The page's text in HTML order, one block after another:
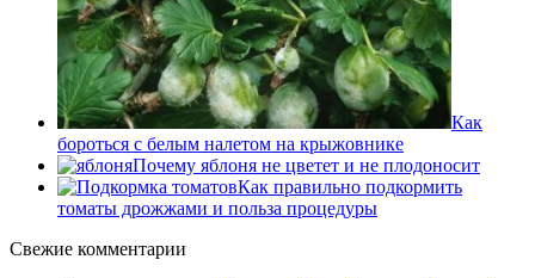
Как
бороться с белым налетом на крыжовнике
Почему яблоня не цветет и не плодоносит
Как правильно подкормить
томаты дрожжами и польза процедуры
Свежие комментарии